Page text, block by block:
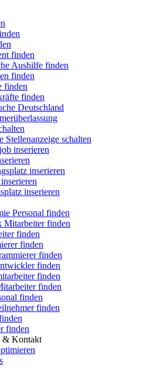
finden
Aushilfe finden
finden
finden
finden
Deutschland
Stellenanzeige schalten
inserieren
inserieren
inserieren
Personal finden
Mitarbeiter finden
finden
finden
finden
finden
finden
finden
finden
finden
finden
& Kontakt